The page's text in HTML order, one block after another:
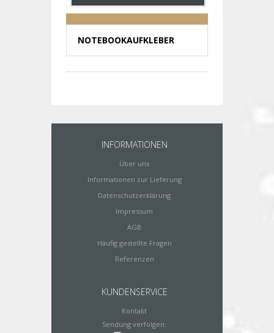
NOTEBOOKAUFKLEBER
INFORMATIONEN
Über uns
Informationen zur Lieferung
Datenschutzerklärung
Impressum
AGB
Häufig gestellte Fragen
Referenzen
KUNDENSERVICE
Kontakt
Sendung verfolgen: